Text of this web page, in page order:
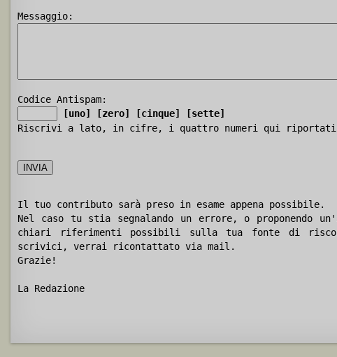
Messaggio:
Codice Antispam:
[uno]
[zero] [cinque]
[sette]
Riscrivi a lato, in cifre, i quattro numeri qui
Il tuo contributo sarà preso in esame appena possibile.
Nel caso tu stia segnalando un errore, o proponendo
chiari riferimenti possibili sulla tua fonte di
scrivici, verrai ricontattato via mail.
Grazie!
La Redazione